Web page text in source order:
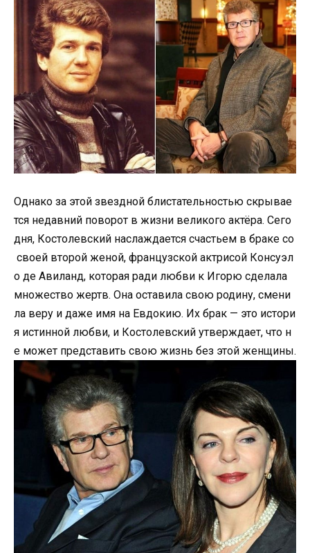
Однако за этой звездной блистательностью скрывае
тся недавний поворот в жизни великого актёра. Сего
дня, Костолевский наслаждается счастьем в браке со
своей второй женой, французской актрисой Консуэл
о де Авиланд, которая ради любви к Игорю сделала
множество жертв. Она оставила свою родину, смени
ла веру и даже имя на Евдокию. Их брак — это истори
я истинной любви, и Костолевский утверждает, что н
е может представить свою жизнь без этой женщины.